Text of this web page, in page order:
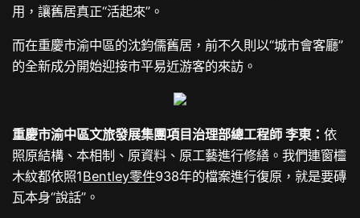
用，讓舊居真正“活起來”。
而在重慶市渝中區的沈鈞儒舊居，前不久則以“城市會客廳”
的全新成分開始迎接市平易近游客的來訪。
重慶市渝中區文旅發展集團項目治理部總工程師 李東：依
照原結構、本相制、原資料、原工藝進行修繕。我們連窗欞
木紋都依照1Bentley零件938年的檔案進行復原，就是要磚
瓦本身“說話”。